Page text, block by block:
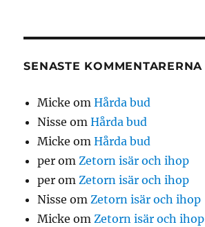
SENASTE KOMMENTARERNA
Micke omHårda bud
Nisse omHårda bud
Micke omHårda bud
per omZetorn isär och ihop
per omZetorn isär och ihop
Nisse omZetorn isär och ihop
Micke omZetorn isär och ihop